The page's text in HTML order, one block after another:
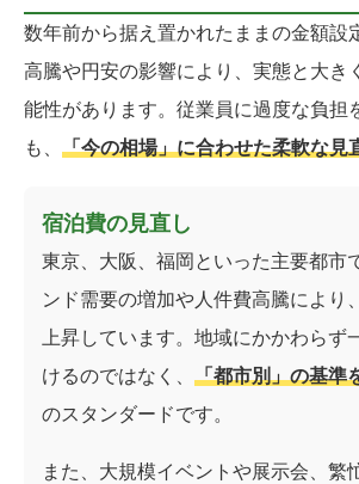
数年前から据え置かれたままの金額設
高騰や円安の影響により、実態と大き
能性があります。従業員に過度な負担
も、 「今の相場」に合わせた柔軟な見
宿泊費の見直し
東京、大阪、福岡といった主要都市
ンド需要の増加や人件費高騰により
上昇しています。地域にかかわらず
けるのではなく、 「都市別」の基準
のスタンダードです。
また、大規模イベントや展示会、繁